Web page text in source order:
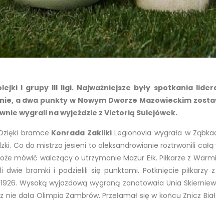
I grupy III ligi. Najważniejsze były spotkania
a dwa punkty w Nowym Dworze Mazowieckim
wygrali na wyjeździe z Victorią Sulejówek.
bramce Konrada ZaklikiLegionovia wygrała w
Co do mistrza jesieni to aleksandrowianie roztrwonili
walczący o utrzymanie Mazur Ełk. Piłkarze z
bramki i podzielili się punktami. Potknięcie piłkarzy z
Wysoką wyjazdową wygraną zanotowała Unia
dała Olimpia Zambrów. Przełamał się w końcu Znicz